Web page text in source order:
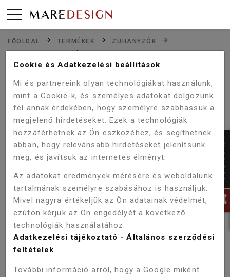
FŐOLDAL TERMÉKEK
ZUHANYZÓK
ZUHANYKABINOK
ÖSSZES ZUHANYKABIN
TERMÉKEINK
SZŰRŐ
KATEGÓRIA
Zuhanyzók
KUPON
igen %
GYÁRTÓ
Deante
Viva Aqua
Sanotechnik
AJTÓ KIVITEL
Nyílóajtós
Tolóajtós
Cookie és Adatkezelési beállítások
Mi és partnereink olyan technológiákat használunk,
mint a Cookie-k, és személyes adatokat dolgozunk
fel annak érdekében, hogy személyre szabhassuk a
megjelenő hirdetéseket. Ezek a technológiák
hozzáférhetnek az Ön eszközéhez, és segíthetnek
abban, hogy relevánsabb hirdetéseket jelenítsünk
meg, és javítsuk az internetes élményt.
Az adatokat eredmények mérésére és weboldalunk
tartalmának személyre szabásához is használjuk.
Mivel nagyra értékeljük az Ön adatainak védelmét,
ezúton kérjük az Ön engedélyét a következő
technológiák használatához.
Adatkezelési tájékoztató -Általános szerződési
feltételek
További információ arról, hogy a Google miként